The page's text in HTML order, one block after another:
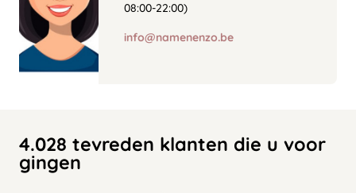
08:00-22:00)
info@namenenzo.be
4.028 tevreden klanten die u voor
gingen